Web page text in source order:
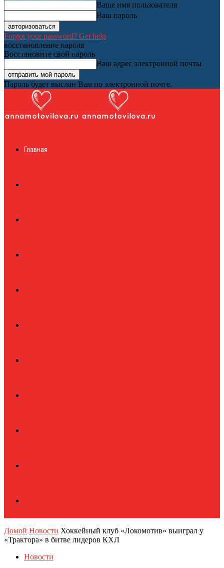
Ваше имя пользователя
Ваш пароль
Forgot your password? Get help
восстановление пароля
Восстановите свой пароль
Ваш адрес электронной почты
Пароль будет выслан Вам по электронной почте.
журналГлавная
Домой Новости Хоккейный клуб «Локомотив» выиграл у
«Трактора» в битве лидеров КХЛ
Новости